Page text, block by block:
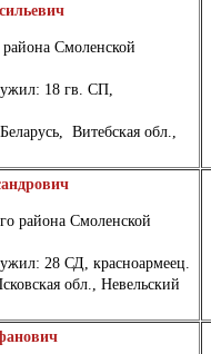
Смоленской
18 гв. СП,
Витебская обл.,
района Смоленской
28 СД, красноармеец.
обл., Невельский